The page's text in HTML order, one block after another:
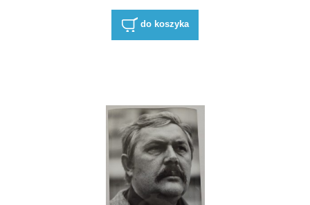
do koszyka